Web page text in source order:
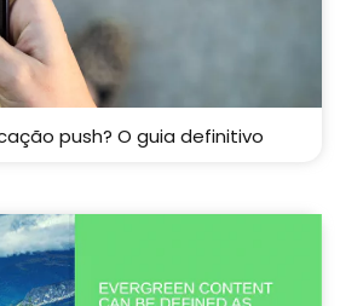
push? O guia definitivo